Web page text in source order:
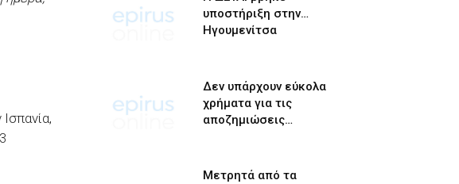
υποστήριξη στην…
Ηγουμενίτσα
Δεν υπάρχουν εύκολα
χρήματα για τις
αποζημιώσεις…
Μετρητά από τα